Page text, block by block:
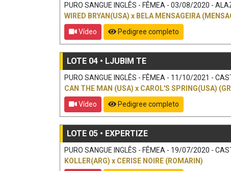
PURO SANGUE INGLÊS - FÊMEA - 03/08/2020 -
WIRED BRYAN(USA) x BELA MENSAGEIRA
Vídeo
Pedigree completo
LOTE 04 • LJUBIM TE
PURO SANGUE INGLÊS - FÊMEA - 11/10/2021 -
CAN THE MAN (USA) x CAROL'S SPRING(USA)
Vídeo
Pedigree completo
LOTE 05 • EXPERTIZE
PURO SANGUE INGLÊS - FÊMEA - 19/07/2020 -
KOLLER(ARG) x CERISE NOIRE (ROMARIN)